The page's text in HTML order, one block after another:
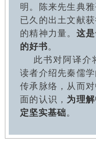
明。陈来先生典
已久的出土文献
的精神力量。 这
的好书。
此书对阿译介
读者介绍先秦儒
传承脉络，从而
面的认识， 为理
定坚实基础。